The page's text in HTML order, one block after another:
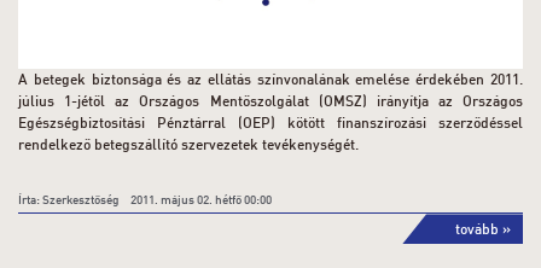
A betegek biztonsága és az ellátás színvonalának emelése érdekében 2011.
július 1-jétől az Országos Mentőszolgálat (OMSZ) irányítja az Országos
Egészségbiztosítási Pénztárral (OEP) kötött finanszírozási szerződéssel
rendelkező betegszállító szervezetek tevékenységét.
Írta: Szerkesztőség 2011. május 02. hétfő 00:00
tovább »